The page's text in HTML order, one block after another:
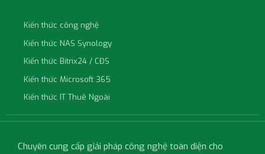
Kiến thức công nghệ
Kiến thức NAS Synology
Kiến thức Bitrix24 / CĐS
Kiến thức Microsoft 365
Kiến thức IT Thuê Ngoài
Chuyên cung cấp giải pháp công nghệ toàn diện cho